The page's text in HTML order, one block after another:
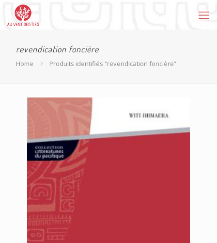
revendication foncière
Home Produits identifiés “revendication foncière”